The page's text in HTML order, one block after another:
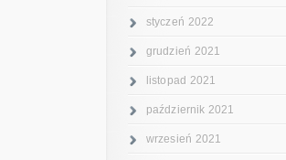
styczeń 2022
grudzień 2021
listopad 2021
październik 2021
wrzesień 2021